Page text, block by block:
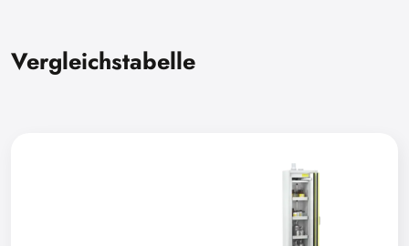
Vergleichstabelle